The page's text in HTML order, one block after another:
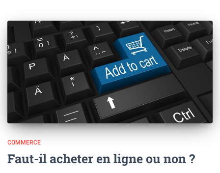
COMMERCE
Faut-il acheter en ligne ou non ?